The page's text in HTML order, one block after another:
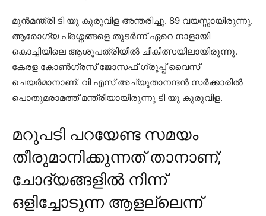
മുന്‍മന്ത്രി ടി യു കുരുവിള അന്തരിച്ചു. 89 വയസ്സായിരുന്നു.
ആരോഗ്യ പ്രശ്നങ്ങളെ തുടര്‍ന്ന് ഏറെ നാളായി
കൊച്ചിയിലെ ആശുപത്രിയില്‍ ചികിത്സയിലായിരുന്നു.
കേരള കോണ്‍ഗ്രസ് ജോസഫ് ഗ്രൂപ്പ് വൈസ്
ചെയര്‍മാനാണ്. വി എസ് അച്യുതാനന്ദന്‍ സര്‍ക്കാരില്‍
പൊതുമരാമത്ത് മന്ത്രിയായിരുന്നു ടി യു കുരുവിള.
മറുപടി പറയേണ്ട സമയം
തീരുമാനിക്കുന്നത് താനാണ്;
ചോദ്യങ്ങളിൽ നിന്ന്
ഒളിച്ചോടുന്ന ആളല്ലെന്ന്